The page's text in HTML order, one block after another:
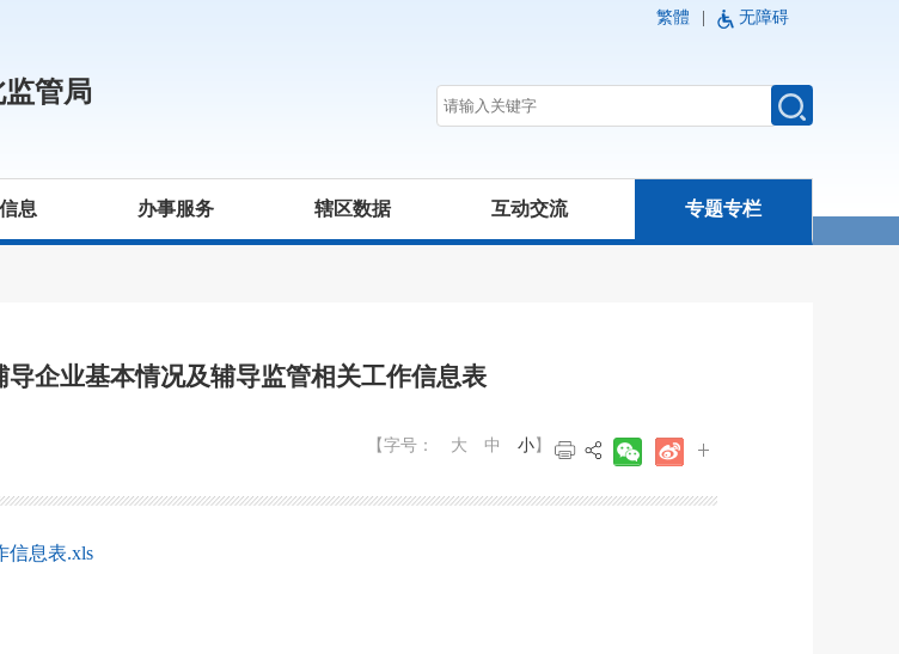
繁體 无障碍
管局
息 办事服务 辖区数据 互动交流 专题专栏
导企业基本情况及辅导监管相关工作信息表
【字号： 大 中 小 】
信息表.xls